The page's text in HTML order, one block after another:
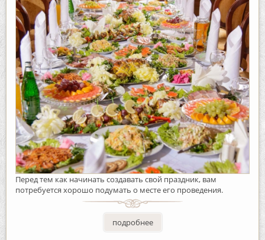
Перед тем как начинать создавать свой праздник, вам
потребуется хорошо подумать о месте его проведения.
подробнее